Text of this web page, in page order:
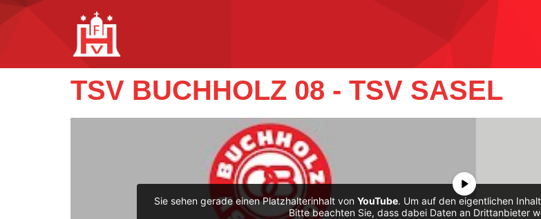
TSV BUCHHOLZ 08 - TSV SASEL
Sie sehen gerade einen Platzhalterinhalt von YouTube. Um auf den eigentlichen
Bitte beachten Sie, dass dabei Daten an Drittanbieter